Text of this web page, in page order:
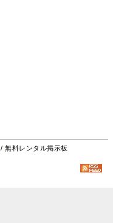
/ 無料レンタル掲示板